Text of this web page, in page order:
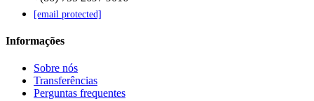
[email protected]
Informações
Sobre nós
Transferências
Perguntas frequentes